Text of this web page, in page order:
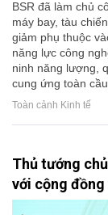
BSR đã làm chủ
máy bay, tàu
giảm phụ thuộc
năng lực công
ninh năng lượng,
cung ứng toàn
Toàn cảnh Kinh tế
Thủ tướng
với cộng